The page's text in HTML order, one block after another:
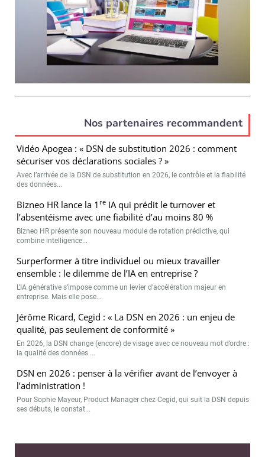
Nos partenaires recommandent
Vidéo Apogea : « DSN de substitution 2026 : comment
sécuriser vos déclarations sociales ? »
Avec l’arrivée de la DSN de substitution en 2026, le contrôle et la fiabilité
des données...
Bizneo HR lance la 1 re IA qui prédit le turnover et
l’absentéisme avec une fiabilité d’au moins 80 %
Bizneo HR présente son nouveau module de rotation prédictive, qui
combine intelligence...
Surperformer à titre individuel ou mieux travailler
ensemble : le dilemme de l’IA en entreprise ?
L’IA générative s’impose comme un levier d’accélération majeur en
entreprise. Mais elle pose...
Jérôme Ricard, Cegid : « La DSN en 2026 : un enjeu de
qualité, pas seulement de conformité »
En 2026, la DSN change (encore) de visage avec ce nouveau mot d’ordre :
la qualité des données ...
DSN en 2026 : penser à la vérifier avant de l’envoyer à
l’administration !
Pour Sophie Mayeur, Product Manager chez Cegid, qui suit la DSN depuis
ses débuts, le constat...